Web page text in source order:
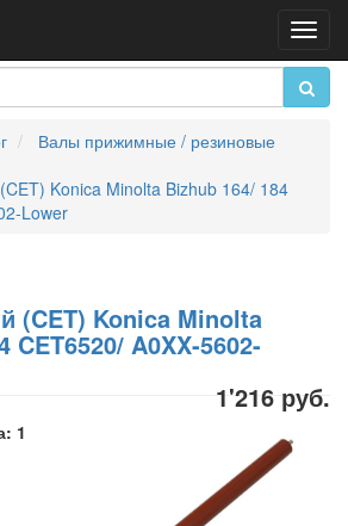
Валы прижимные / резиновые
Konica Minolta Bizhub 164/ 184
Lower
(CET) Konica Minolta
CET6520/ A0XX-5602-
1'216 руб.
1